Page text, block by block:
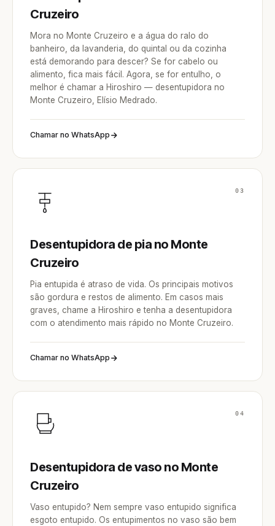
Cruzeiro
Mora no Monte Cruzeiro e a água do ralo do
banheiro, da lavanderia, do quintal ou da cozinha
está demorando para descer? Se for cabelo ou
alimento, fica mais fácil. Agora, se for entulho, o
melhor é chamar a Hiroshiro — desentupidora no
Monte Cruzeiro, Elísio Medrado.
Chamar no WhatsApp
03
Desentupidora de pia no Monte
Cruzeiro
Pia entupida é atraso de vida. Os principais motivos
são gordura e restos de alimento. Em casos mais
graves, chame a Hiroshiro e tenha a desentupidora
com o atendimento mais rápido no Monte Cruzeiro.
Chamar no WhatsApp
04
Desentupidora de vaso no Monte
Cruzeiro
Vaso entupido? Nem sempre vaso entupido significa
esgoto entupido. Os entupimentos no vaso são bem